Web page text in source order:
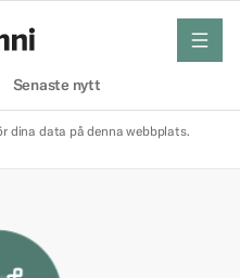
Senaste nytt
meny
dina data på denna webbplats.